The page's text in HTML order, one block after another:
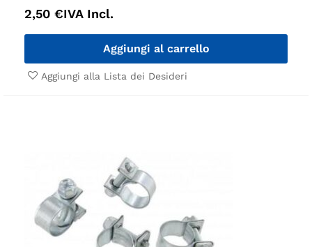
2,50 €IVA Incl.
Aggiungi al carrello
Aggiungi alla Lista dei Desideri